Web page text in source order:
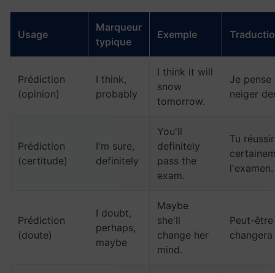
Usage
Marqueur
typique
Exemple
Prédiction
(opinion)
I think,
probably
I think it will
snow
tomorrow.
Je
neiger
Prédiction
(certitude)
I'm sure,
definitely
You'll
definitely
pass the
exam.
Tu
l'examen.
Prédiction
(doute)
I doubt,
perhaps,
maybe
Maybe
she'll
change her
mind.
Peut-